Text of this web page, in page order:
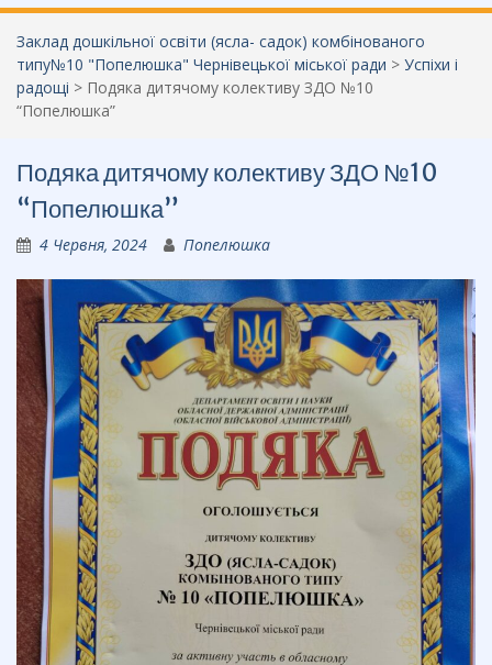
Заклад дошкільної освіти (ясла- садок) комбінованого
типу№10 "Попелюшка" Чернівецької міської ради > Успіхи і
радощі > Подяка дитячому колективу ЗДО №10
“Попелюшка”
Подяка дитячому колективу ЗДО №10
“Попелюшка”
4 Червня, 2024 Попелюшка